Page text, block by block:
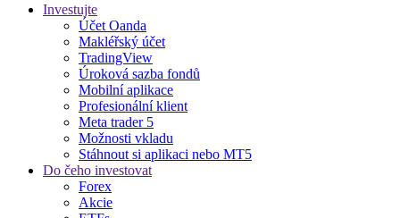
Investujte
Účet Oanda
Makléřský účet
TradingView
Úroková sazba fondů
Mobilní aplikace
Profesionální klient
Meta trader 5
Možnosti vkladu
Stáhnout si aplikaci nebo MT5
Do čeho investovat
Forex
Akcie